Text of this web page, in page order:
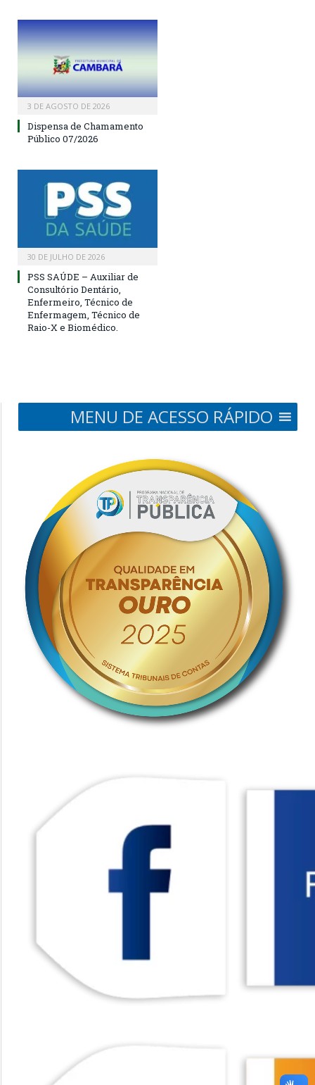
3 DE AGOSTO DE 2026
Dispensa de Chamamento
Público 07/2026
30 DE JULHO DE 2026
PSS SAÚDE – Auxiliar de
Consultório Dentário,
Enfermeiro, Técnico de
Enfermagem, Técnico de
Raio-X e Biomédico.
MENU DE ACESSO RÁPIDO